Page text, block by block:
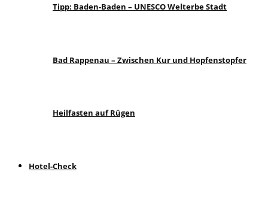
Tipp: Baden-Baden – UNESCO Welterbe Stadt
Bad Rappenau – Zwischen Kur und Hopfenstopfer
Heilfasten auf Rügen
Hotel-Check